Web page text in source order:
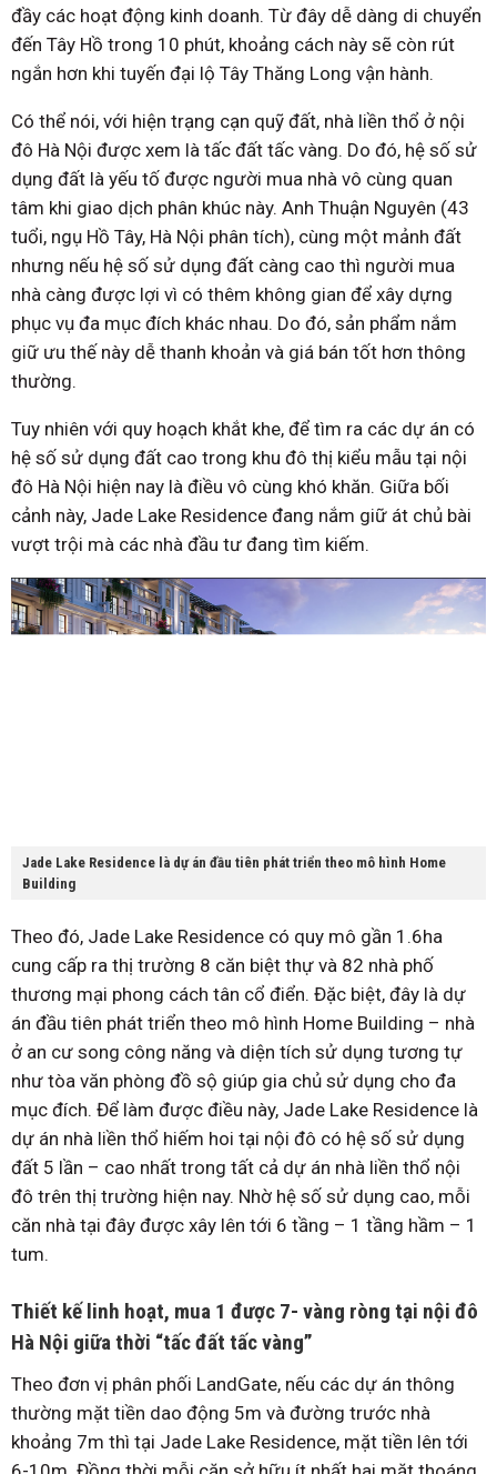
đầy các hoạt động kinh doanh. Từ đây dễ dàng di chuyển
đến Tây Hồ trong 10 phút, khoảng cách này sẽ còn rút
ngắn hơn khi tuyến đại lộ Tây Thăng Long vận hành.
Có thể nói, với hiện trạng cạn quỹ đất, nhà liền thổ ở nội
đô Hà Nội được xem là tấc đất tấc vàng. Do đó, hệ số sử
dụng đất là yếu tố được người mua nhà vô cùng quan
tâm khi giao dịch phân khúc này. Anh Thuận Nguyên (43
tuổi, ngụ Hồ Tây, Hà Nội phân tích), cùng một mảnh đất
nhưng nếu hệ số sử dụng đất càng cao thì người mua
nhà càng được lợi vì có thêm không gian để xây dựng
phục vụ đa mục đích khác nhau. Do đó, sản phẩm nắm
giữ ưu thế này dễ thanh khoản và giá bán tốt hơn thông
thường.
Tuy nhiên với quy hoạch khắt khe, để tìm ra các dự án có
hệ số sử dụng đất cao trong khu đô thị kiểu mẫu tại nội
đô Hà Nội hiện nay là điều vô cùng khó khăn. Giữa bối
cảnh này, Jade Lake Residence đang nắm giữ át chủ bài
vượt trội mà các nhà đầu tư đang tìm kiếm.
Jade Lake Residence là dự án đầu tiên phát triển theo mô hình Home
Building
Theo đó, Jade Lake Residence có quy mô gần 1.6ha
cung cấp ra thị trường 8 căn biệt thự và 82 nhà phố
thương mại phong cách tân cổ điển. Đặc biệt, đây là dự
án đầu tiên phát triển theo mô hình Home Building – nhà
ở an cư song công năng và diện tích sử dụng tương tự
như tòa văn phòng đồ sộ giúp gia chủ sử dụng cho đa
mục đích. Để làm được điều này, Jade Lake Residence là
dự án nhà liền thổ hiếm hoi tại nội đô có hệ số sử dụng
đất 5 lần – cao nhất trong tất cả dự án nhà liền thổ nội
đô trên thị trường hiện nay. Nhờ hệ số sử dụng cao, mỗi
căn nhà tại đây được xây lên tới 6 tầng – 1 tầng hầm – 1
tum.
Thiết kế linh hoạt, mua 1 được 7- vàng ròng tại nội đô
Hà Nội giữa thời “tấc đất tấc vàng”
Theo đơn vị phân phối LandGate, nếu các dự án thông
thường mặt tiền dao động 5m và đường trước nhà
khoảng 7m thì tại Jade Lake Residence, mặt tiền lên tới